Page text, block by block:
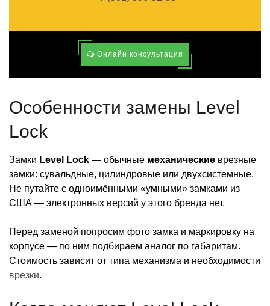
Онлайн консультация
Особенности замены Level
Lock
Замки Level Lock — обычные механические врезные
замки: сувальдные, цилиндровые или двухсистемные.
Не путайте с одноимёнными «умными» замками из
США — электронных версий у этого бренда нет.
Перед заменой попросим фото замка и маркировку на
корпусе — по ним подбираем аналог по габаритам.
Стоимость зависит от типа механизма и необходимости
врезки.